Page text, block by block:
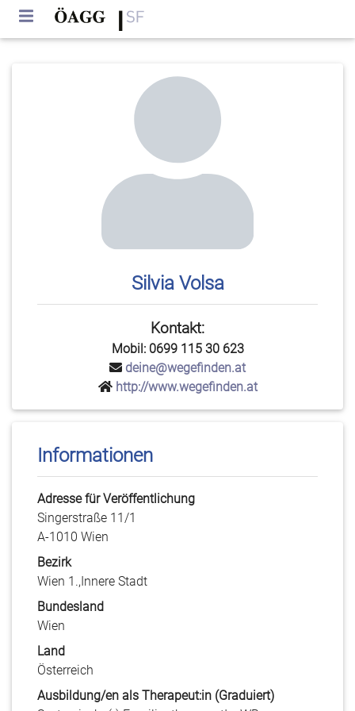
Silvia Volsa
Kontakt:
Mobil: 0699 115 30 623
deine@wegefinden.at
http://www.wegefinden.at
Informationen
Adresse für Veröffentlichung
Singerstraße 11/1
A-1010 Wien
Bezirk
Wien 1.,Innere Stadt
Bundesland
Wien
Land
Österreich
Ausbildung/en als Therapeut:in (Graduiert)